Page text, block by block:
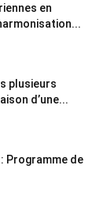
en
plusieurs
d’une...
: Programme de